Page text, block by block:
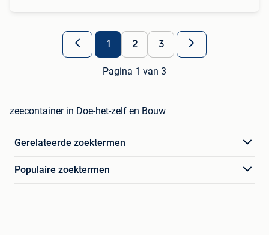
1 2 3
Pagina 1 van 3
zeecontainer in Doe-het-zelf en Bouw
Gerelateerde zoektermen
Populaire zoektermen